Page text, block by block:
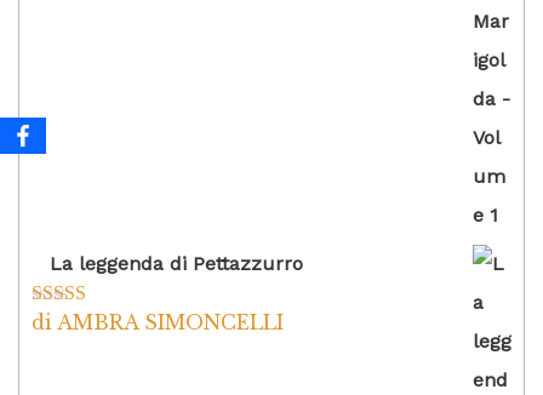
La leggenda di Pettazzurro
Valutato5su
di AMBRA SIMONCELLI